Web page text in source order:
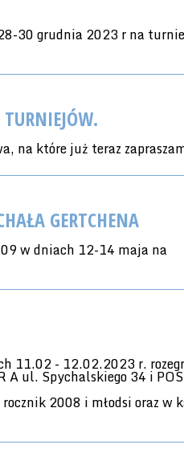
30 grudnia 2023 r na
na które już teraz
GERTCHENA
w dniach 12-14 maja na
11.02 - 12.02.2023 r.
A ul. Spychalskiego 34 i
2008 i młodsi oraz w